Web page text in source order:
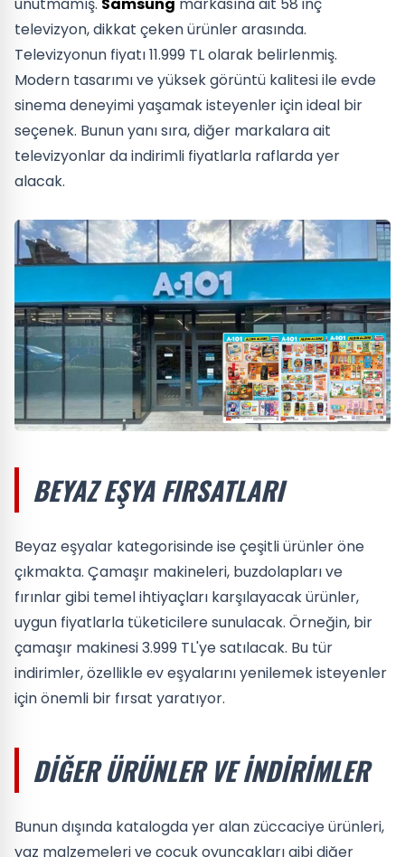
televizyon, dikkat çeken ürünler arasında.
Televizyonun fiyatı 11.999 TL olarak belirlenmiş.
Modern tasarımı ve yüksek görüntü kalitesi ile evde
sinema deneyimi yaşamak isteyenler için ideal bir
seçenek. Bunun yanı sıra, diğer markalara ait
televizyonlar da indirimli fiyatlarla raflarda yer
alacak.
BEYAZ EŞYA FIRSATLARI
Beyaz eşyalar kategorisinde ise çeşitli ürünler öne
çıkmakta. Çamaşır makineleri, buzdolapları ve
fırınlar gibi temel ihtiyaçları karşılayacak ürünler,
uygun fiyatlarla tüketicilere sunulacak. Örneğin, bir
çamaşır makinesi 3.999 TL'ye satılacak. Bu tür
indirimler, özellikle ev eşyalarını yenilemek isteyenler
için önemli bir fırsat yaratıyor.
DIĞER ÜRÜNLER VE İNDIRIMLER
Bunun dışında katalogda yer alan züccaciye ürünleri,
yaz malzemeleri ve çocuk oyuncakları gibi diğer